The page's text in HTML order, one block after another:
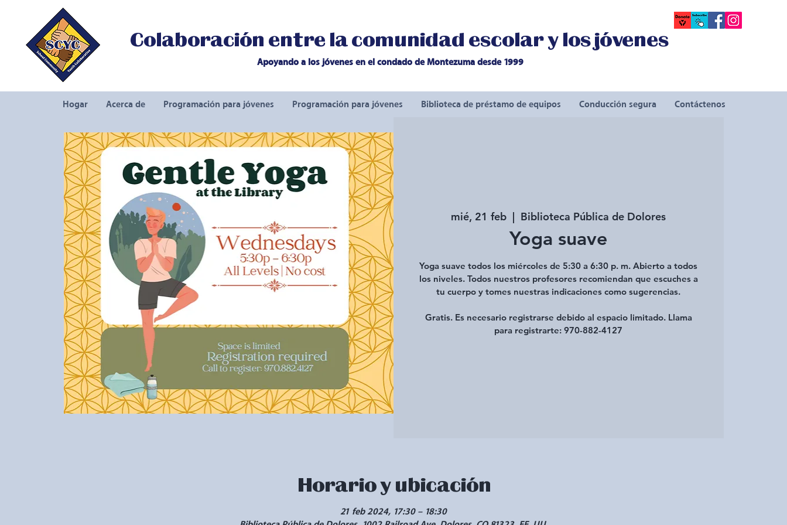
Colaboración entre la comunidad escolar y los jóvenes
Apoyando a los jóvenes en el condado de Montezuma desde 1999
Hogar Acerca de Programación para jóvenes Programación para jóvenes Biblioteca de préstamo de equipos Conducción segura Contáctenos
mié, 21 feb
  |
Biblioteca Pública de Dolores
Yoga suave
Yoga suave todos los miércoles de 5:30 a 6:30 p. m. Abierto a todos
los niveles. Todos nuestros profesores recomiendan que escuches a
tu cuerpo y tomes nuestras indicaciones como sugerencias.
Gratis. Es necesario registrarse debido al espacio limitado. Llama
para registrarte: 970-882-4127
Horario y ubicación
21 feb 2024, 17:30 – 18:30